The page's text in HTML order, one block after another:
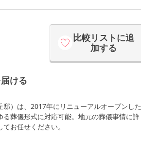
化 安心と信頼を届ける
比較リストに追
加する
ける
）は、2017年にリニューアルオープンした
葬儀形式に対応可能。地元の葬儀事情に詳
お任せください。